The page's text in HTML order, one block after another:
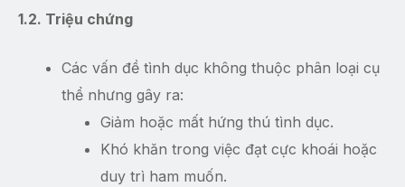
1.2. Triệu chứng
Các vấn đề tình dục không thuộc phân loại cụ
thể nhưng gây ra:
Giảm hoặc mất hứng thú tình dục.
Khó khăn trong việc đạt cực khoái hoặc
duy trì ham muốn.